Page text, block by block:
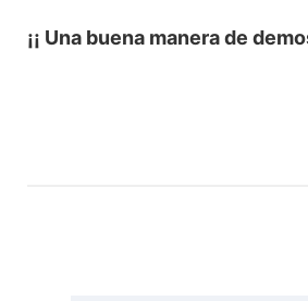
¡¡ Una buena manera de